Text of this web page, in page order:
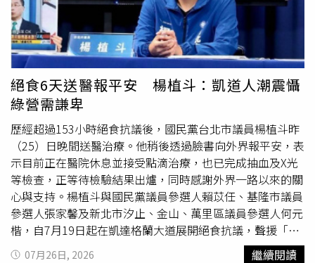
180元），希望讓更多等待新家的毛孩，都能像Gelato一
樣，迎來屬於自己的幸福新生活。
呼暖心。這名男子是20歲大學生克里斯多福赫倫索
（Christopher Hellenthal）。他表示，當時只對輪椅男子
說了一句：「別擔心，我來幫你。」事情發生得很快，他把
人送到安全處後便立刻返回車內，因為燈號已經轉綠。赫倫
索透露，自己並非特地穿著蜘蛛人服裝出門，而是剛結束暑
假打工的工作。他利用暑假在當地Ultimate Air Trampoline
Park彈跳床樂園擔任活動演員，負責扮演蜘蛛人陪伴孩童，
當天剛參加完園區舉辦的超級英雄主題活動，返程途中恰巧
看到輪椅男子正在路中央，便毫不遲疑地下車幫忙。他回
憶，當時腎上腺素瞬間飆升，腦中還閃過一個念頭：「我穿
著蜘蛛人服裝做這件事，畫面一定很有趣。」但真正驅使他
行動的原因很單純，就是看到有人需要幫助，不希望對方獨
自冒險穿越車流。接受《ABC News》訪問時，赫倫索也分
享，電影中蜘蛛人的梅嬸（Aunt May）曾說過：「每個人心
中都有一位英雄。」他認為，任何人都能戴上蜘蛛人的面
絕食6天送醫報平安 楊植斗：凱道人潮震懾
綠營需謙卑
歷經超過153小時絕食抗議後，國民黨台北市議員楊植斗昨
（25）日晚間送醫治療。他稍後透過臉書向外界報平安，表
示目前正在醫院休息並接受點滴治療，也已完成抽血及X光
等檢查，正等待檢驗結果出爐，同時感謝外界一路以來的關
心與支持。楊植斗與國民黨議員參選人賴苡任、基隆市議員
參選人張家馨及新北市汐止、金山、萬里區議員參選人何元
楷，自7月19日起在凱達格蘭大道展開絕食抗議，聲援「我
是人，我反毒台」集會。四人一路苦撐至集會當天，不過何
07月26日, 2026 繼續閱讀